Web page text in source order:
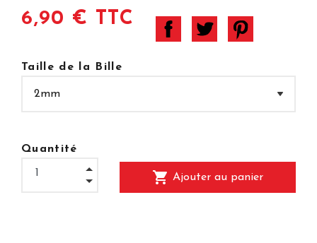
6,90 € TTC
Taille de la Bille
Quantité
shopping_cart Ajouter au panier